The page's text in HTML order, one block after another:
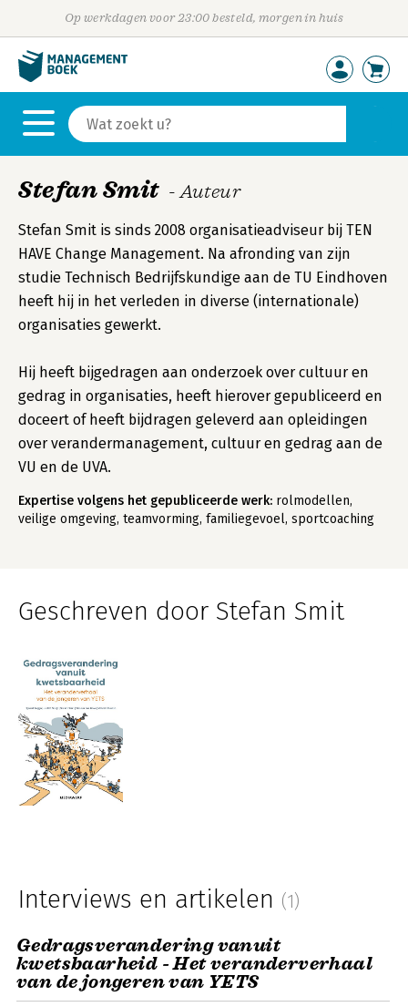
Op werkdagen voor 23:00 besteld, morgen in huis
Stefan Smit - Auteur
Stefan Smit is sinds 2008 organisatieadviseur bij TEN
HAVE Change Management. Na afronding van zijn
studie Technisch Bedrijfskundige aan de TU Eindhoven
heeft hij in het verleden in diverse (internationale)
organisaties gewerkt.
Hij heeft bijgedragen aan onderzoek over cultuur en
gedrag in organisaties, heeft hierover gepubliceerd en
doceert of heeft bijdragen geleverd aan opleidingen
over verandermanagement, cultuur en gedrag aan de
VU en de UVA.
Expertise volgens het gepubliceerde werk: rolmodellen,
veilige omgeving, teamvorming, familiegevoel, sportcoaching
Geschreven door Stefan Smit
Interviews en artikelen (1)
Gedragsverandering vanuit
kwetsbaarheid - Het veranderverhaal
van de jongeren van YETS